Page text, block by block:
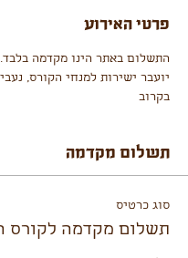
פרטי האירוע
התשלום באתר הינו מקדמה
יועבר ישירות למנחי הקורס,
בקרוב
תשלום מקדמה
סוג כרטיס
תשלום מקדמה לקורס